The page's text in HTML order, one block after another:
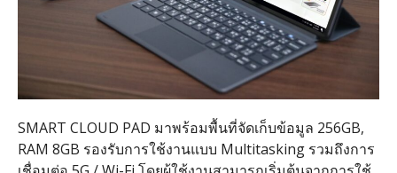
SMART CLOUD PAD มาพร้อมพื้นที่จัดเก็บข้อมูล 256GB,
RAM 8GB รองรับการใช้งานแบบ Multitasking รวมถึงการ